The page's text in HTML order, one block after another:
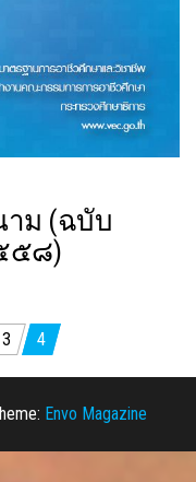
ม (ฉบับ
๕๘)
3 4
Envo Magazine